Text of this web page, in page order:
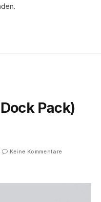
Pack)
Keine Kommentare